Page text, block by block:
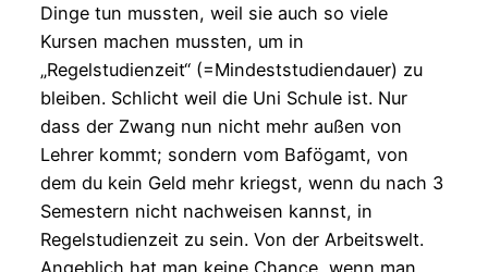
Dinge tun mussten, weil sie auch so viele
Kursen machen mussten, um in
„Regelstudienzeit“ (=Mindeststudiendauer) zu
bleiben. Schlicht weil die Uni Schule ist. Nur
dass der Zwang nun nicht mehr außen von
Lehrer kommt; sondern vom Bafögamt, von
dem du kein Geld mehr kriegst, wenn du nach 3
Semestern nicht nachweisen kannst, in
Regelstudienzeit zu sein. Von der Arbeitswelt.
Angeblich hat man keine Chance, wenn man